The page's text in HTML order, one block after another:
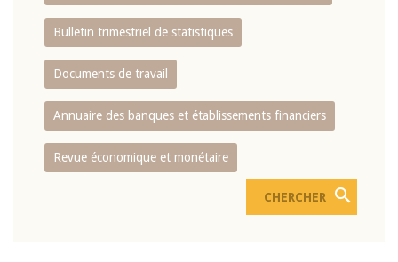
Bulletin trimestriel de statistiques
Documents de travail
Annuaire des banques et établissements financiers
Revue économique et monétaire